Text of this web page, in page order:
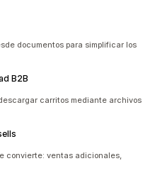
documentos para simplificar los
B2B
carritos mediante archivos
convierte: ventas adicionales,